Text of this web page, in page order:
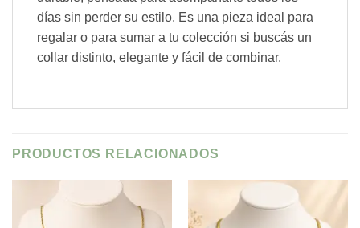
días sin perder su estilo. Es una pieza ideal para
regalar o para sumar a tu colección si buscás un
collar distinto, elegante y fácil de combinar.
PRODUCTOS RELACIONADOS